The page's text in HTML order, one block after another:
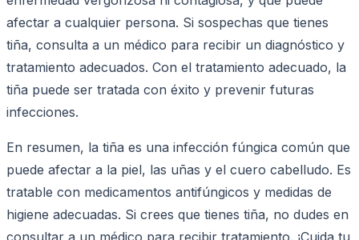
afectar a cualquier persona. Si sospechas que tienes
tiña, consulta a un médico para recibir un diagnóstico y
tratamiento adecuados. Con el tratamiento adecuado, la
tiña puede ser tratada con éxito y prevenir futuras
infecciones.
En resumen, la tiña es una infección fúngica común que
puede afectar a la piel, las uñas y el cuero cabelludo. Es
tratable con medicamentos antifúngicos y medidas de
higiene adecuadas. Si crees que tienes tiña, no dudes en
consultar a un médico para recibir tratamiento. ¡Cuida tu